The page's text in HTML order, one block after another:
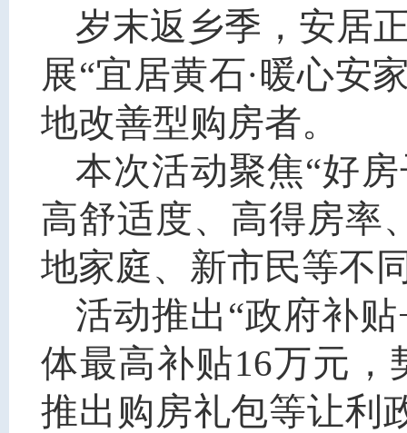
岁末返乡季，安居
展“宜居黄石·暖心安
地改善型购房者。
本次活动聚焦“好
高舒适度、高得房率
地家庭、新市民等不
活动推出“政府补
体最高补贴16万元，
推出购房礼包等让利